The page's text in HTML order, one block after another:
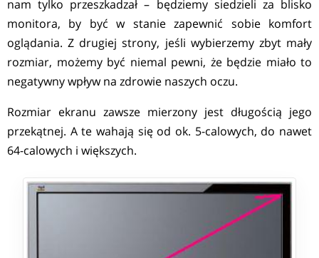
nam tylko przeszkadzał – będziemy siedzieli za blisko
monitora, by być w stanie zapewnić sobie komfort
oglądania. Z drugiej strony, jeśli wybierzemy zbyt mały
rozmiar, możemy być niemal pewni, że będzie miało to
negatywny wpływ na zdrowie naszych oczu.
Rozmiar ekranu zawsze mierzony jest długością jego
przekątnej. A te wahają się od ok. 5-calowych, do nawet
64-calowych i większych.